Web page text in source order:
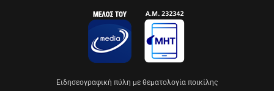
Eιδησεογραφική πύλη με θεματολογία ποικίλης